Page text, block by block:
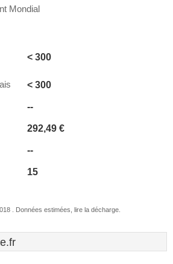
Mondial
< 300
< 300
--
292,49 €
--
15
. Données estimées, lire la décharge.